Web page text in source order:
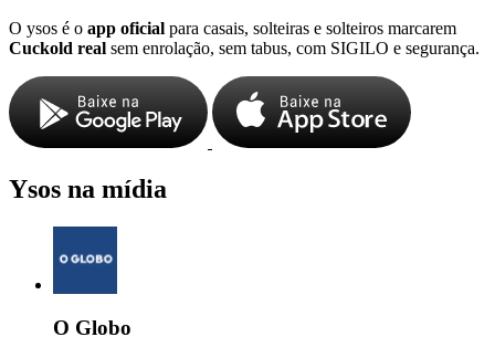
O ysos é o app oficial para casais, solteiras e solteiros marcarem
Cuckold real sem enrolação, sem tabus, com SIGILO e segurança.
Ysos na mídia
O Globo